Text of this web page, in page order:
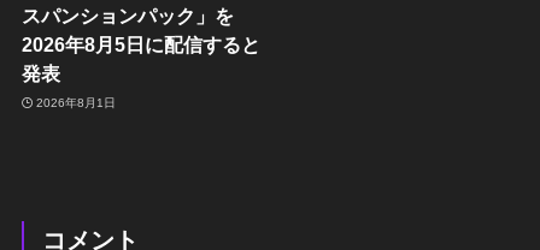
スパンションパック」を
2026年8月5日に配信すると
発表
2026年8月1日
コメント